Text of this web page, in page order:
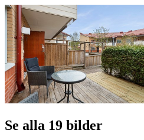
Se alla 19 bilder